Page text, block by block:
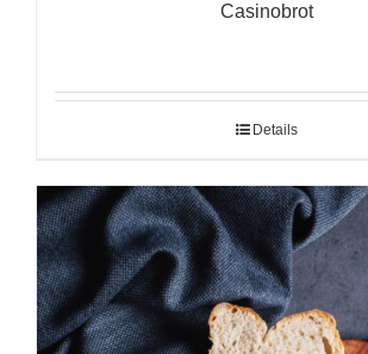
Casinobrot
Details